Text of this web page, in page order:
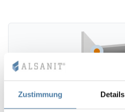
Zustimmung Details